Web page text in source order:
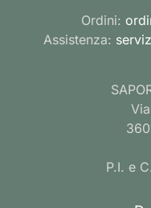
Ordini:
Assistenza:
P.I. e